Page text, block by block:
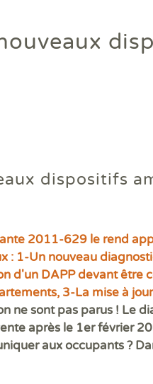
Quels sont
Attestations
Audit
Quels
Audit
DPE projeté
Vos
DPE collectif
DTG -
Etat descriptif
Diagnostics
Contrôle
DPE avant et
Diagnostic
Qui sommes-
DIAG TV
dispositifs
2011-629 le rend
: 1-Un nouveau
d'un DAPP devant être
3-La mise à
ne sont pas parus ! Le
après le 1er février
aux occupants ?